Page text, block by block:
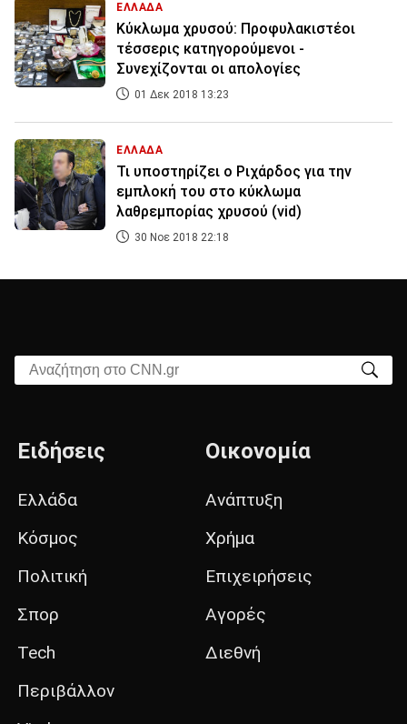
ΕΛΛΑΔΑ
Κύκλωμα χρυσού: Προφυλακιστέοι
τέσσερις κατηγορούμενοι -
Συνεχίζονται οι απολογίες
01 Δεκ 2018 13:23
ΕΛΛΑΔΑ
Τι υποστηρίζει ο Ριχάρδος για την
εμπλοκή του στο κύκλωμα
λαθρεμπορίας χρυσού (vid)
30 Νοε 2018 22:18
Αναζήτηση στο CNN.gr
Ειδήσεις
Ελλάδα
Κόσμος
Πολιτική
Σπορ
Tech
Περιβάλλον
Οικονομία
Ανάπτυξη
Χρήμα
Επιχειρήσεις
Αγορές
Διεθνή